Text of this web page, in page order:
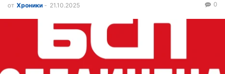
от Хроники - 21.10.2025 0